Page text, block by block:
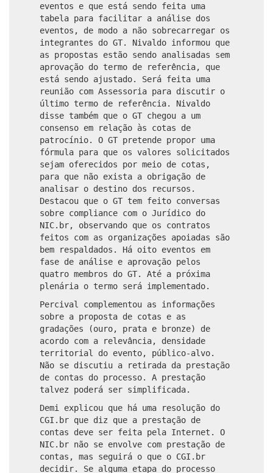
eventos e que está sendo feita uma
tabela para facilitar a análise dos
eventos, de modo a não sobrecarregar os
integrantes do GT. Nivaldo informou que
as propostas estão sendo analisadas sem
aprovação do termo de referência, que
está sendo ajustado. Será feita uma
reunião com Assessoria para discutir o
último termo de referência. Nivaldo
disse também que o GT chegou a um
consenso em relação às cotas de
patrocínio. O GT pretende propor uma
fórmula para que os valores solicitados
sejam oferecidos por meio de cotas,
para que não exista a obrigação de
analisar o destino dos recursos.
Destacou que o GT tem feito conversas
sobre compliance com o Jurídico do
NIC.br, observando que os contratos
feitos com as organizações apoiadas são
bem respaldados. Há oito eventos em
fase de análise e aprovação pelos
quatro membros do GT. Até a próxima
plenária o termo será implementado.
Percival complementou as informações
sobre a proposta de cotas e as
gradações (ouro, prata e bronze) de
acordo com a relevância, densidade
territorial do evento, público-alvo.
Não se discutiu a retirada da prestação
de contas do processo. A prestação
talvez poderá ser simplificada.
Demi explicou que há uma resolução do
CGI.br que diz que a prestação de
contas deve ser feita pela Internet. O
NIC.br não se envolve com prestação de
contas, mas seguirá o que o CGI.br
decidir. Se alguma etapa do processo